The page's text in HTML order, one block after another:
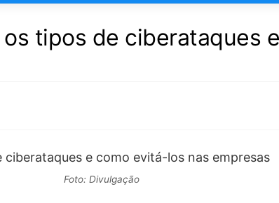
tipos de ciberataques
Foto: Divulgação